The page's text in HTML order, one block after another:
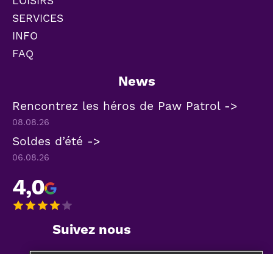
SERVICES
INFO
FAQ
News
Rencontrez les héros de Paw Patrol ->
08.08.26
Soldes d’été ->
06.08.26
4,0
Suivez nous